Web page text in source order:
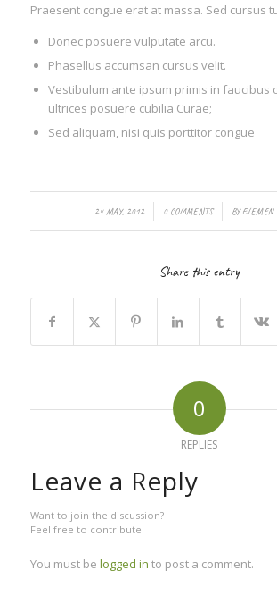
Praesent congue erat at massa. Sed cursus
Donec posuere vulputate arcu.
Phasellus accumsan cursus velit.
Vestibulum ante ipsum primis in faucibus
ultrices posuere cubilia Curae;
Sed aliquam, nisi quis porttitor congue
24 MAY, 2012
/ 0 COMMENTS
/ BY
Share this entry
0
REPLIES
Leave a Reply
Want to join the discussion?
Feel free to contribute!
You must be logged in to post a comment.